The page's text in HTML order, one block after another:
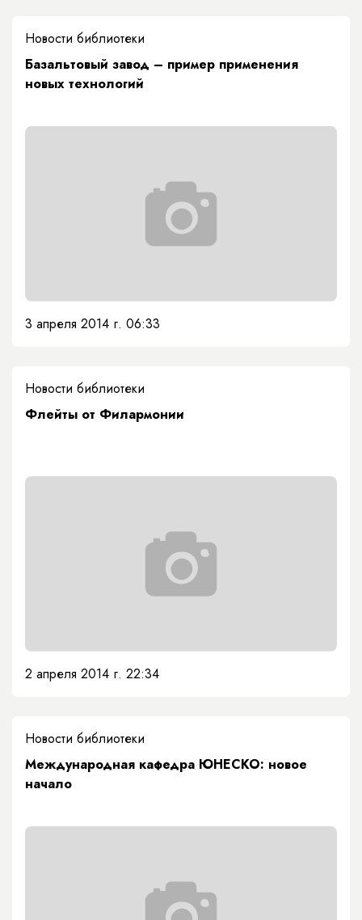
Новости библиотеки
Базальтовый завод – пример применения
новых технологий
3 апреля 2014 г. 06:33
Новости библиотеки
Флейты от Филармонии
2 апреля 2014 г. 22:34
Новости библиотеки
Международная кафедра ЮНЕСКО: новое
начало